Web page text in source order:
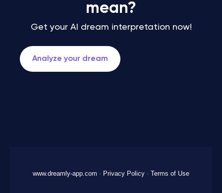
mean?
Get your AI dream interpretation now!
Analyze your dream
www.dreamly-app.com · Privacy Policy · Terms of Use